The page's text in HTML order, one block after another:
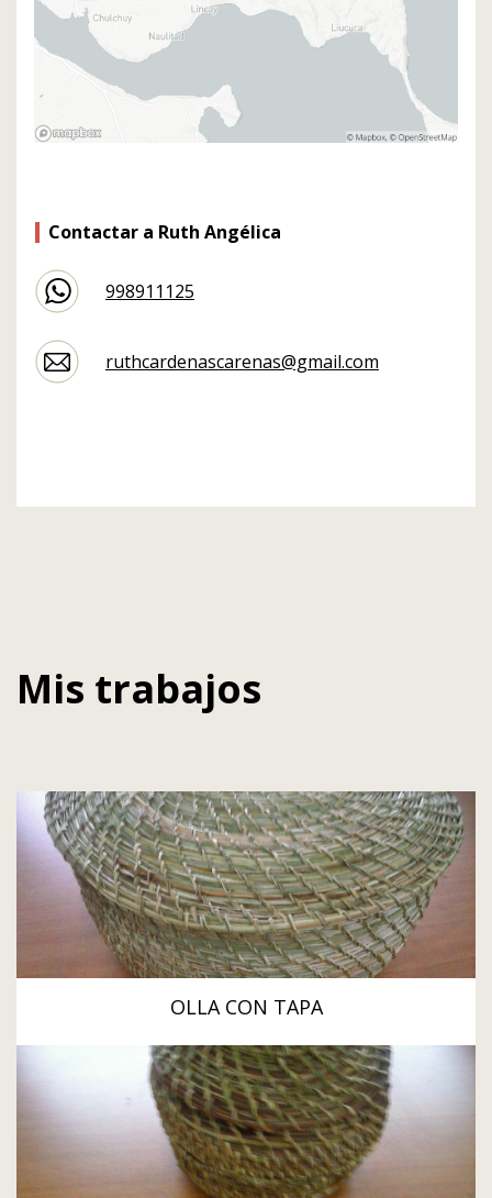
Contactar a Ruth Angélica
998911125
ruthcardenascarenas@gmail.com
Mis trabajos
OLLA CON TAPA